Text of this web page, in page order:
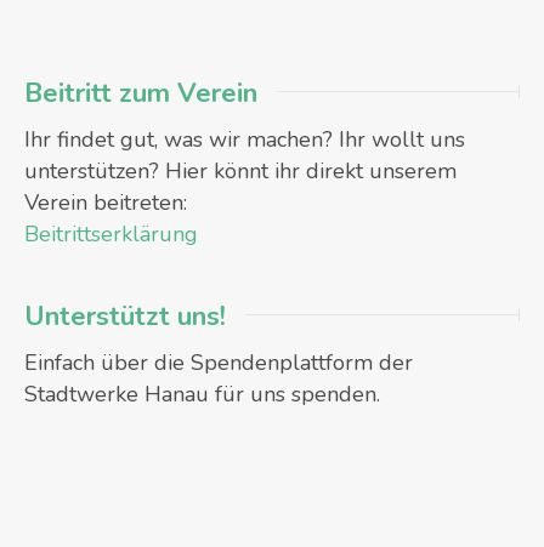
Beitritt zum Verein
Ihr findet gut, was wir machen? Ihr wollt uns
unterstützen? Hier könnt ihr direkt unserem
Verein beitreten:
Beitrittserklärung
Unterstützt uns!
Einfach über die Spendenplattform der
Stadtwerke Hanau für uns spenden.